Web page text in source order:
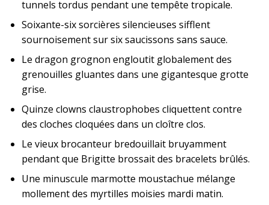
tunnels tordus pendant une tempête tropicale.
Soixante-six sorcières silencieuses sifflent
sournoisement sur six saucissons sans sauce.
Le dragon grognon engloutit globalement des
grenouilles gluantes dans une gigantesque grotte
grise.
Quinze clowns claustrophobes cliquettent contre
des cloches cloquées dans un cloître clos.
Le vieux brocanteur bredouillait bruyamment
pendant que Brigitte brossait des bracelets brûlés.
Une minuscule marmotte moustachue mélange
mollement des myrtilles moisies mardi matin.